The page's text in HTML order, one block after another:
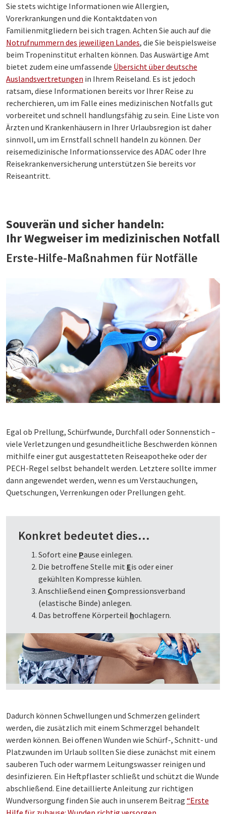
Sie stets wichtige Informationen wie Allergien,
Vorerkrankungen und die Kontaktdaten von
Familienmitgliedern bei sich tragen. Achten Sie auch auf die
Notrufnummern des jeweiligen Landes, die Sie beispielsweise
beim Tropeninstitut erhalten können. Das Auswärtige Amt
bietet zudem eine umfassende Übersicht über deutsche
Auslandsvertretungen in Ihrem Reiseland. Es ist jedoch
ratsam, diese Informationen bereits vor Ihrer Reise zu
recherchieren, um im Falle eines medizinischen Notfalls gut
vorbereitet und schnell handlungsfähig zu sein. Eine Liste von
Ärzten und Krankenhäusern in Ihrer Urlaubsregion ist daher
sinnvoll, um im Ernstfall schnell handeln zu können. Der
reisemedizinische Informationsservice des ADAC oder Ihre
Reisekrankenversicherung unterstützen Sie bereits vor
Reiseantritt.
Souverän und sicher handeln:
Ihr Wegweiser im medizinischen Notfall
Erste-Hilfe-Maßnahmen für Notfälle
Egal ob Prellung, Schürfwunde, Durchfall oder Sonnenstich –
viele Verletzungen und gesundheitliche Beschwerden können
mithilfe einer gut ausgestatteten Reiseapotheke oder der
PECH-Regel selbst behandelt werden. Letztere sollte immer
dann angewendet werden, wenn es um Verstauchungen,
Quetschungen, Verrenkungen oder Prellungen geht.
Konkret bedeutet dies…
Sofort eine Pause einlegen.
Die betroffene Stelle mit Eis oder einer
gekühlten Kompresse kühlen.
Anschließend einen Compressionsverband
(elastische Binde) anlegen.
Das betroffene Körperteil hochlagern.
Dadurch können Schwellungen und Schmerzen gelindert
werden, die zusätzlich mit einem Schmerzgel behandelt
werden können. Bei offenen Wunden wie Schürf-, Schnitt- und
Platzwunden im Urlaub sollten Sie diese zunächst mit einem
sauberen Tuch oder warmem Leitungswasser reinigen und
desinfizieren. Ein Heftpflaster schließt und schützt die Wunde
abschließend. Eine detaillierte Anleitung zur richtigen
Wundversorgung finden Sie auch in unserem Beitrag “Erste